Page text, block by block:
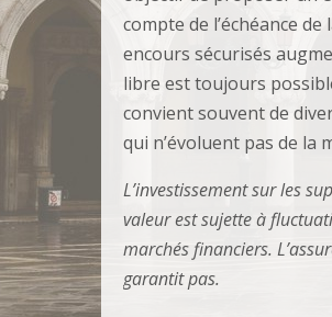
compte de l’échéance
encours sécurisés
libre est toujours
convient souvent de
qui n’évoluent pas de la
L’investissement sur les
valeur est sujette à
marchés financiers.
garantit pas.